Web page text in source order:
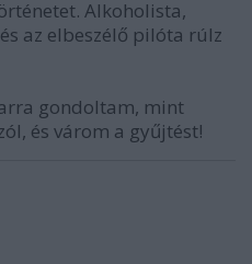
Alkoholista,
az elbeszélő pilóta rúlz
gondoltam, mint
és várom a gyűjtést!